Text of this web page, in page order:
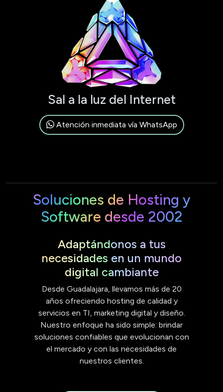
Sal a la luz del Internet
Atención inmediata vía WhatsApp
Soluciones de Hosting y
Software desde 2002
Adaptándonos a tus
necesidades en un mundo
digital cambiante
Desde Guadalajara, llevamos más de 20
años ofreciendo hosting de calidad y
servicios en TI, marketing digital y diseño.
Nuestro enfoque ha sido simple: brindar
soluciones confiables que evolucionan con
el mercado y con las necesidades de
nuestros clientes.